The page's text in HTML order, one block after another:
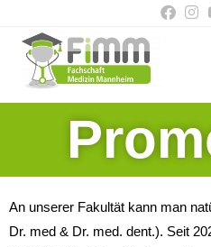
An unserer Fakultät kann man
Dr. med & Dr. med. dent.). Seit